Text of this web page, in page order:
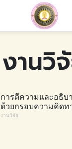
งานวิ
การตีความและอธิบ
ด้วยกรอบความคิดท
งานวิจัย